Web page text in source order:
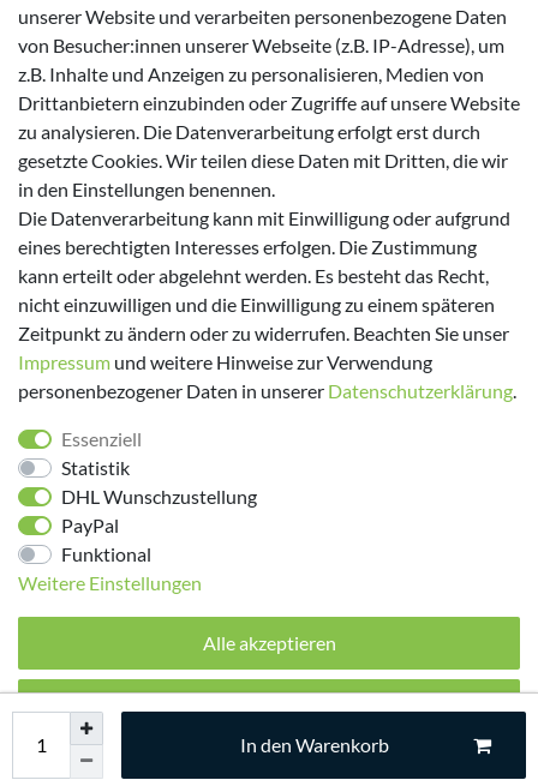
In den Warenkorb
Zahlungsmöglichkeiten
Versanddienstleister
Folge uns!
© 2026 made by Supremo | Alle Rechte vorbehalten.
unserer Website und verarbeiten personenbezogene Daten
von Besucher:innen unserer Webseite (z.B. IP-Adresse), um
z.B. Inhalte und Anzeigen zu personalisieren, Medien von
Drittanbietern einzubinden oder Zugriffe auf unsere Website
zu analysieren. Die Datenverarbeitung erfolgt erst durch
gesetzte Cookies. Wir teilen diese Daten mit Dritten, die wir
in den Einstellungen benennen.
Die Datenverarbeitung kann mit Einwilligung oder aufgrund
eines berechtigten Interesses erfolgen. Die Zustimmung
kann erteilt oder abgelehnt werden. Es besteht das Recht,
nicht einzuwilligen und die Einwilligung zu einem späteren
Zeitpunkt zu ändern oder zu widerrufen. Beachten Sie unser
Impressum und weitere Hinweise zur Verwendung
personenbezogener Daten in unserer Daten­schutz­erklärung.
Essenziell
Statistik
DHL Wunschzustellung
PayPal
Funktional
Weitere Einstellungen
Alle akzeptieren